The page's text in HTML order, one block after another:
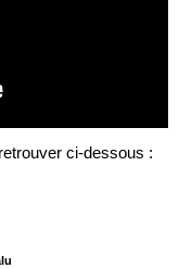
ci-dessous :